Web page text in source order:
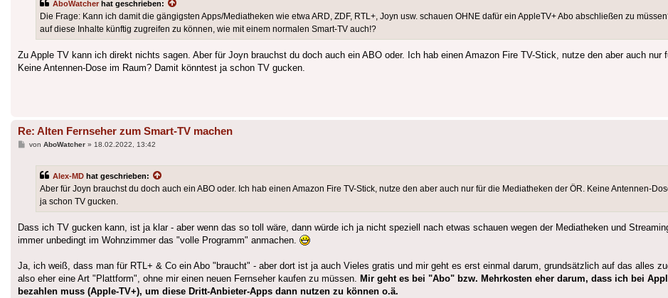
AboWatcher hat geschrieben:
Die Frage: Kann ich damit die gängigsten Apps/Mediatheken wie etwa ARD, ZDF, RTL+, Joyn usw. schauen OHNE dafür ein AppleTV+ Abo abschließen zu
auf diese Inhalte künftig zugreifen zu können, wie mit einem normalen Smart-TV auch!?
Zu Apple TV kann ich direkt nichts sagen. Aber für Joyn brauchst du doch auch ein ABO oder. Ich hab einen Amazon Fire TV-Stick, nutze den aber auch nur
Keine Antennen-Dose im Raum? Damit könntest ja schon TV gucken.
Re: Alten Fernseher zum Smart-TV machen
Beitrag
von AboWatcher» 18.02.2022, 13:42
Alex-MD hat geschrieben:
Aber für Joyn brauchst du doch auch ein ABO oder. Ich hab einen Amazon Fire TV-Stick, nutze den aber auch nur für die Mediatheken der ÖR. Keine Antennen-
ja schon TV gucken.
Dass ich TV gucken kann, ist ja klar - aber wenn das so toll wäre, dann würde ich ja nicht speziell nach etwas schauen wegen der Mediatheken und
immer unbedingt im Wohnzimmer das "volle Programm" anmachen.
Ja, ich weiß, dass man für RTL+ & Co ein Abo "braucht" - aber dort ist ja auch Vieles gratis und mir geht es erst einmal darum, grundsätzlich auf das alles
also eher eine Art "Plattform", ohne mir einen neuen Fernseher kaufen zu müssen.
Mir geht es bei "Abo" bzw. Mehrkosten eher darum, dass ich bei
bezahlen muss (Apple-TV+), um diese Dritt-Anbieter-Apps dann nutzen zu können o.ä.